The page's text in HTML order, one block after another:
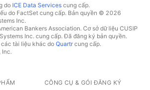
do ICE Data Services cung cấp.
do FactSet cung cấp. Bản quyền © 2026
Inc.
Bankers Association. Cơ sở dữ liệu CUSIP
Inc. cung cấp. Đã đăng ký bản quyền.
các tài liệu khác doQuartrcung cấp.
Inc.
CÔNG CỤ & GÓI ĐĂNG KÝ